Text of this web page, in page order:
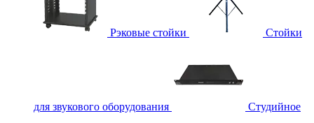
Рэковые стойки Стойки
для звукового оборудования Студийное